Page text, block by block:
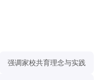
强调家校共育理念与实践